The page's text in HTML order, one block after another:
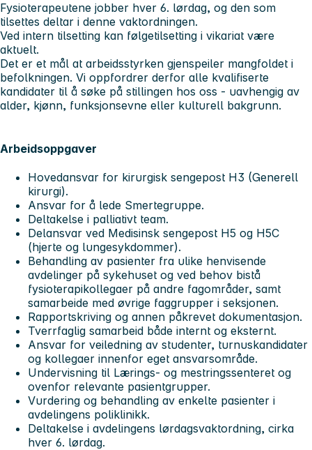
Fysioterapeutene jobber hver 6. lørdag, og den som
tilsettes deltar i denne vaktordningen.
Ved intern tilsetting kan følgetilsetting i vikariat være
aktuelt.
Det er et mål at arbeidsstyrken gjenspeiler mangfoldet i
befolkningen. Vi oppfordrer derfor alle kvalifiserte
kandidater til å søke på stillingen hos oss - uavhengig av
alder, kjønn, funksjonsevne eller kulturell bakgrunn.
Arbeidsoppgaver
Hovedansvar for kirurgisk sengepost H3 (Generell
kirurgi).
Ansvar for å lede Smertegruppe.
Deltakelse i palliativt team.
Delansvar ved Medisinsk sengepost H5 og H5C
(hjerte og lungesykdommer).
Behandling av pasienter fra ulike henvisende
avdelinger på sykehuset og ved behov bistå
fysioterapikollegaer på andre fagområder, samt
samarbeide med øvrige faggrupper i seksjonen.
Rapportskriving og annen påkrevet dokumentasjon.
Tverrfaglig samarbeid både internt og eksternt.
Ansvar for veiledning av studenter, turnuskandidater
og kollegaer innenfor eget ansvarsområde.
Undervisning til Lærings- og mestringssenteret og
ovenfor relevante pasientgrupper.
Vurdering og behandling av enkelte pasienter i
avdelingens poliklinikk.
Deltakelse i avdelingens lørdagsvaktordning, cirka
hver 6. lørdag.